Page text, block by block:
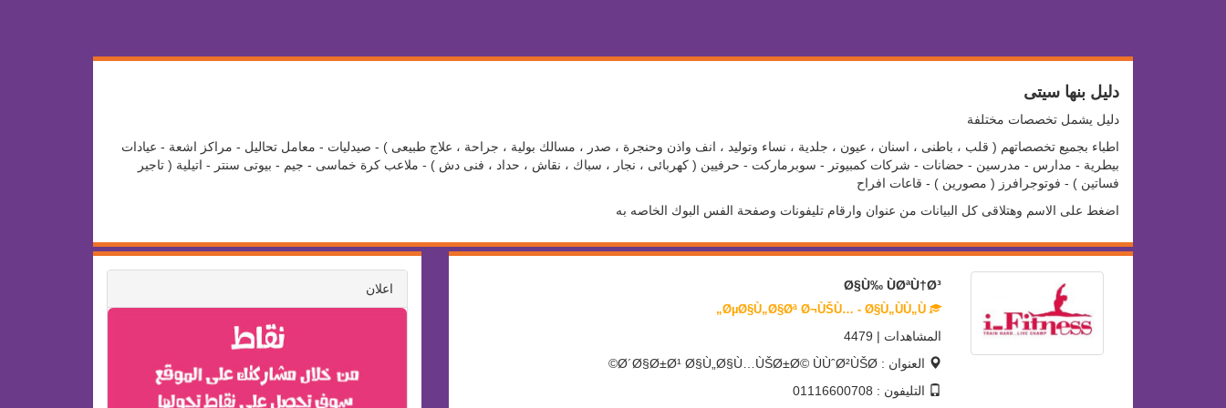
دليل بنها سيتى
دليل يشمل تخصصات مختلفة
اطباء بجميع تخصصاتهم ( قلب ، باطنى ، اسنان ، عيون ، جلدية ، نساء وتوليد ، انف واذن وحنجرة ، صدر ، مسالك بولية ، جراحة ، علاج طبيعى ) - صيدليات - معامل تحاليل - مراكز اشعة - عيادات
بيطرية - مدارس - مدرسين - حضانات - شركات كمبيوتر - سوبرماركت - حرفيين ( كهربائى ، نجار ، سباك ، نقاش ، حداد ، فنى دش ) - ملاعب كرة خماسى - جيم - بيوتى سنتر - اتيلية ( تاجير
فساتين ) - فوتوجرافرز ( مصورين ) - قاعات افراح
اضغط على الاسم وهتلاقى كل البيانات من عنوان وارقام تليفونات وصفحة الفس البوك الخاصه به
Ø§Ù‰ ÙØªÙ†Ø³
المشاهدات | 4479
العنوان : Ø´Ø§Ø±Ø¹ Ø§Ù„Ø§Ù…ÙŠØ±Ø© ÙÙˆØ²ÙŠØ©
التليفون : 01116600708
اعلان